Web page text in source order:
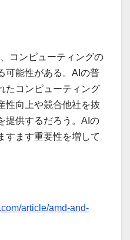
コンピューティングの
可能性がある。AIの普
たコンピューティング
性向上や競合他社を抜
提供するだろう。AIの
すます重要性を増して
article/amd-and-